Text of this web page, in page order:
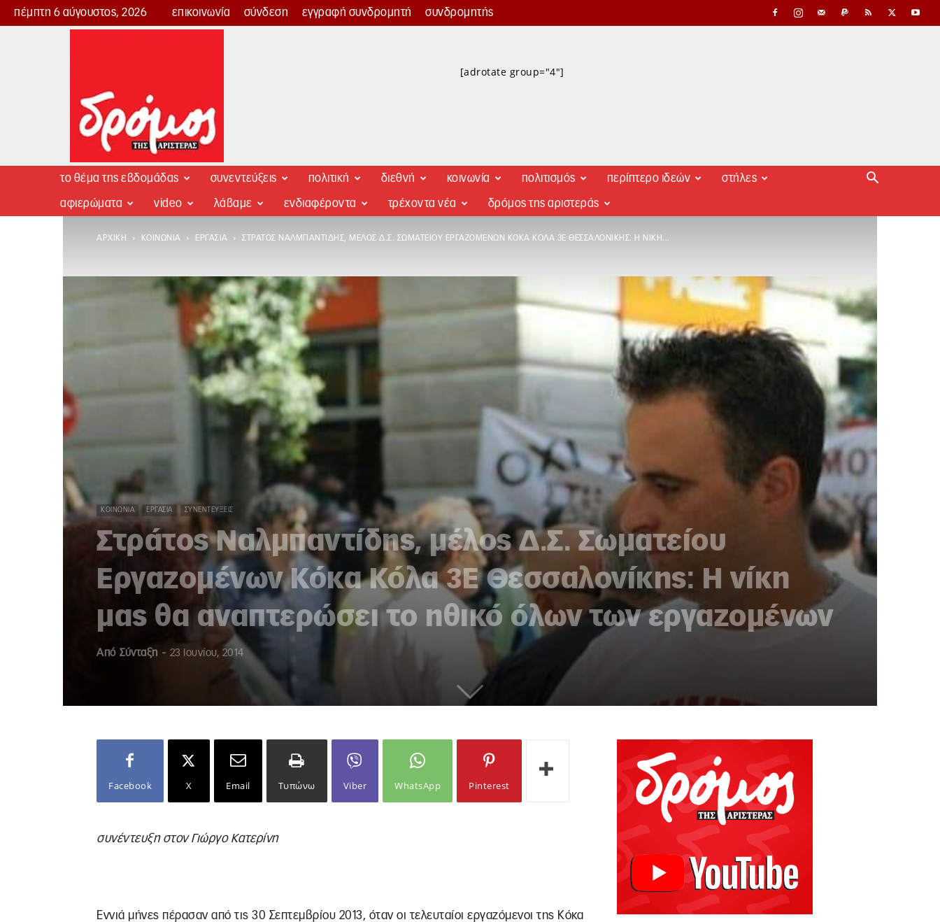
πέμπτη 6 αύγουστος, 2026 επικοινωνία σύνδεση εγγραφή συνδρομητή συνδρομητής
Δρόμος
[adrotate group="4"]
το θέμα της εβδομάδας συνεντεύξεις πολιτική διεθνή κοινωνία πολιτισμός περίπτερο ιδεών στήλες
αφιερώματα video λάβαμε ενδιαφέροντα τρέχοντα νέα δρόμος της αριστεράς
ΑΡΧΙΚΉ ΚΟΙΝΩΝΊΑ ΕΡΓΑΣΊΑ ΣΤΡΆΤΟΣ ΝΑΛΜΠΑΝΤΊΔΗΣ, ΜΈΛΟΣ Δ.Σ. ΣΩΜΑΤΕΊΟΥ ΕΡΓΑΖΟΜΈΝΩΝ ΚΌΚΑ ΚΌΛΑ 3Ε ΘΕΣΣΑΛΟΝΊΚΗΣ: Η ΝΊΚΗ...
ΚΟΙΝΩΝΊΑ ΕΡΓΑΣΊΑ ΣΥΝΕΝΤΕΎΞΕΙΣ
Στράτος Ναλμπαντίδης, μέλος Δ.Σ. Σωματείου
Εργαζομένων Κόκα Κόλα 3Ε Θεσσαλονίκης: Η νίκη
μας θα αναπτερώσει το ηθικό όλων των εργαζομένων
Από Σύνταξη - 23 Ιουνίου, 2014
Facebook X Email Τυπώνω Viber WhatsApp Pinterest
συνέντευξη στον Γιώργο Κατερίνη
Εννιά μήνες πέρασαν από τις 30 Σεπτεμβρίου 2013, όταν οι τελευταίοι εργαζόμενοι της Κόκα